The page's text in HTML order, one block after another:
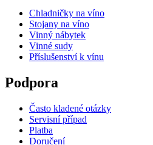
Chladničky na víno
Stojany na víno
Vinný nábytek
Vinné sudy
Příslušenství k vínu
Podpora
Často kladené otázky
Servisní případ
Platba
Doručení